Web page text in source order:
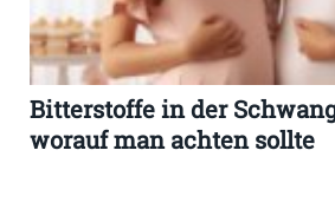
Bitterstoffe in der
worauf man achten sollte